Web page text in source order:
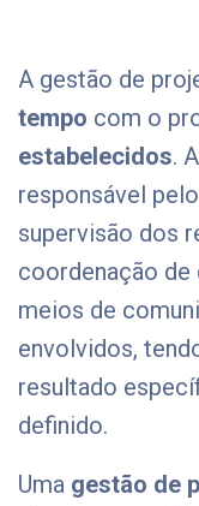
A gestão de
tempo com o
estabelecidos.
responsável
supervisão dos
coordenação de
meios de
envolvidos,
resultado
definido.
Uma gestão de